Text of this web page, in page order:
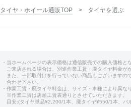
タイヤ・ホイール通販TOP タイヤを選ぶ
・当ホームページの表示価格は通信販売での購入価格と
ご来店される場合は、別途作業工賃・廃タイヤ料金が
また、一部取付けを行っていない商品もございますの
合わせ下さい。
・作業工賃・廃タイヤ料金は、サイズ・車種により異な
※作業工賃は店頭工賃表通りとさせていただきます。
目安:(タイヤ単品¥2,200/1本、廃タイヤ¥550/1本、バ